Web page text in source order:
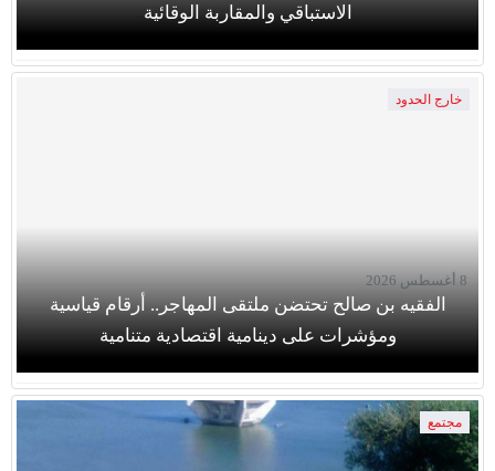
الاستباقي والمقاربة الوقائية
خارج الحدود
الفقيه بن صالح تحتضن ملتقى المهاجر.. أرقام قياسية
ومؤشرات على دينامية اقتصادية متنامية
8 أغسطس 2026
مجتمع